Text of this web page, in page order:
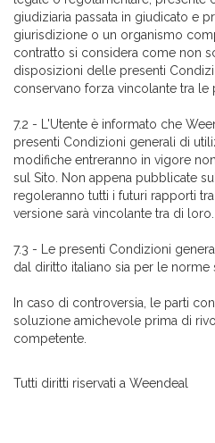
giudiziaria passata in giudicato e
giurisdizione o un organismo
contratto si considera come non
disposizioni delle presenti
conservano forza vincolante tra le
7.2 - L'Utente è informato che
presenti Condizioni generali di
modifiche entreranno in vigore
sul Sito. Non appena pubblicate
regoleranno tutti i futuri rapporti
versione sarà vincolante tra di loro.
7.3 - Le presenti Condizioni
dal diritto italiano sia per le norme
In caso di controversia, le parti
soluzione amichevole prima di
competente.
Tutti diritti riservati a Weendeal